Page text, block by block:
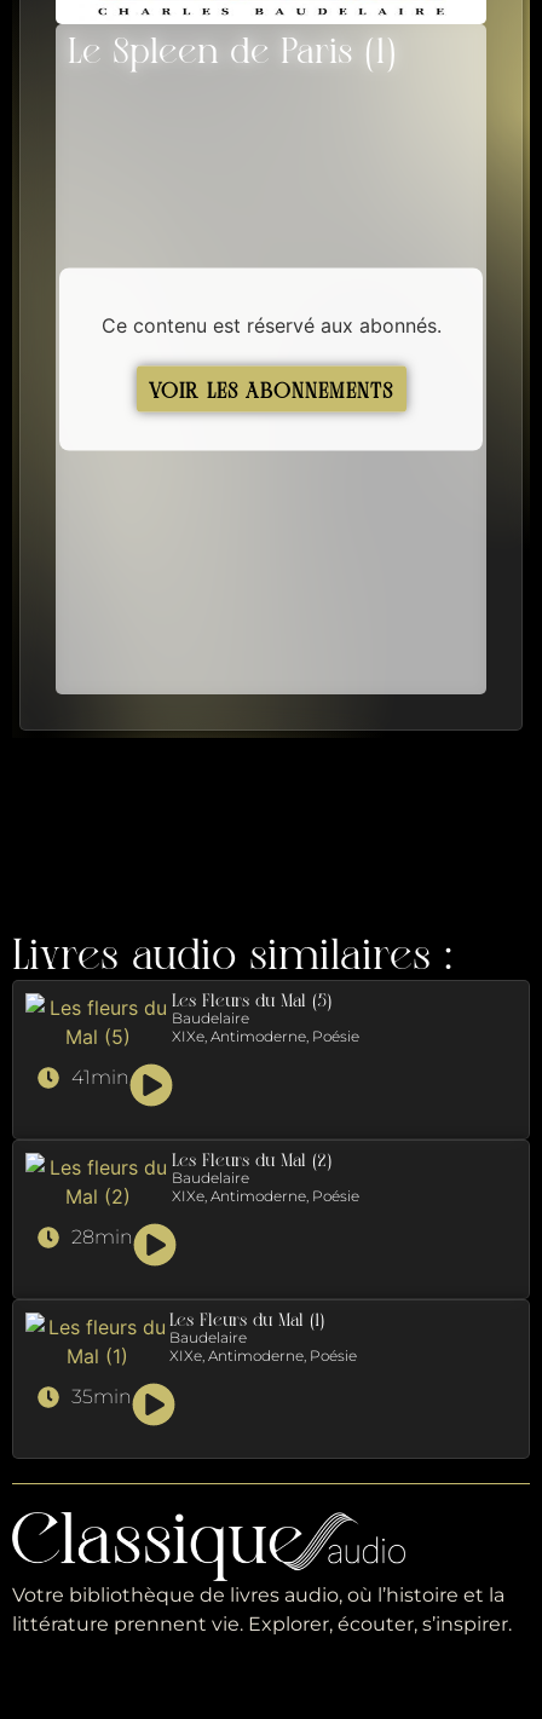
Le Spleen de Paris (1)
Ce contenu est réservé aux abonnés.
VOIR LES ABONNEMENTS
Livres audio similaires :
Les Fleurs du Mal (5)
Baudelaire
XIXe, Antimoderne, Poésie
41min
Les Fleurs du Mal (2)
Baudelaire
XIXe, Antimoderne, Poésie
28min
Les Fleurs du Mal (1)
Baudelaire
XIXe, Antimoderne, Poésie
35min
Votre bibliothèque de livres audio, où l’histoire et la
littérature prennent vie. Explorer, écouter, s’inspirer.